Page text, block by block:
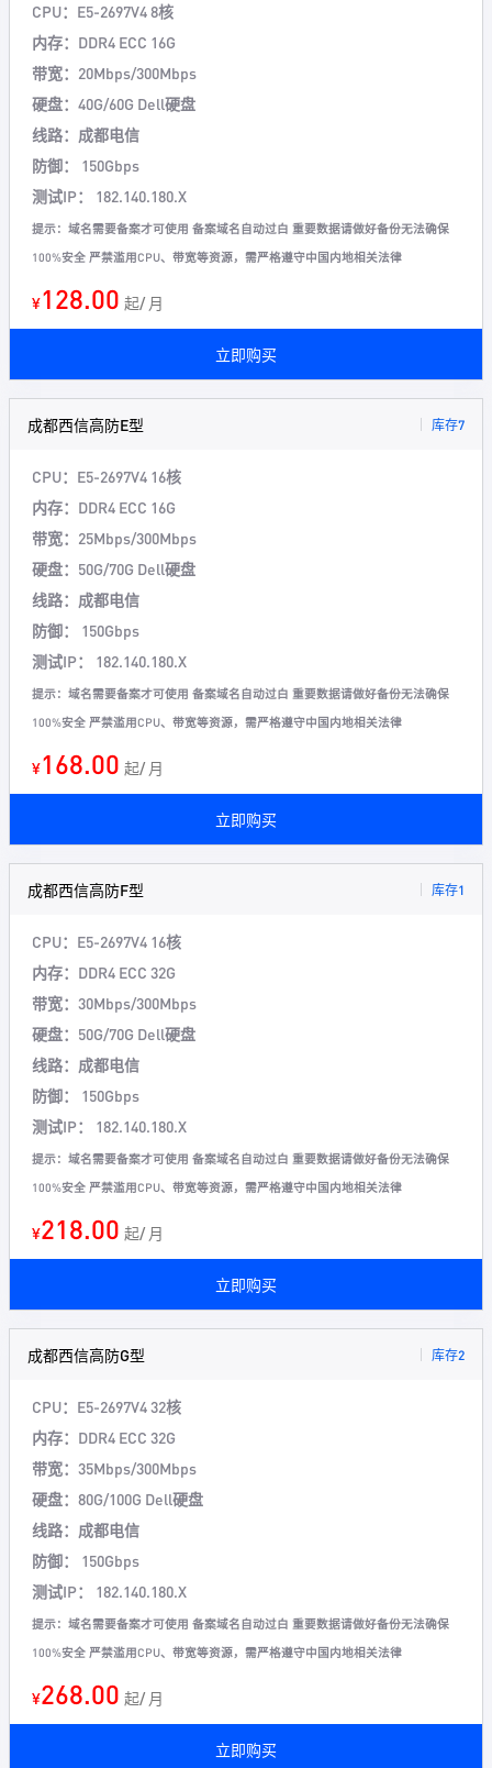
CPU：E5-2697V4 8核
内存：DDR4 ECC 16G
带宽：20Mbps/300Mbps
硬盘：40G/60G Dell硬盘
线路：成都电信
防御： 150Gbps
测试IP： 182.140.180.X
提示：域名需要备案才可使用 备案域名自动过白 重要数据请做好备份无法确保
100%安全 严禁滥用CPU、带宽等资源，需严格遵守中国内地相关法律
¥128.00 起/ 月
立即购买
成都西信高防E型 库存7
CPU：E5-2697V4 16核
内存：DDR4 ECC 16G
带宽：25Mbps/300Mbps
硬盘：50G/70G Dell硬盘
线路：成都电信
防御： 150Gbps
测试IP： 182.140.180.X
提示：域名需要备案才可使用 备案域名自动过白 重要数据请做好备份无法确保
100%安全 严禁滥用CPU、带宽等资源，需严格遵守中国内地相关法律
¥168.00 起/ 月
立即购买
成都西信高防F型 库存1
CPU：E5-2697V4 16核
内存：DDR4 ECC 32G
带宽：30Mbps/300Mbps
硬盘：50G/70G Dell硬盘
线路：成都电信
防御： 150Gbps
测试IP： 182.140.180.X
提示：域名需要备案才可使用 备案域名自动过白 重要数据请做好备份无法确保
100%安全 严禁滥用CPU、带宽等资源，需严格遵守中国内地相关法律
¥218.00 起/ 月
立即购买
成都西信高防G型 库存2
CPU：E5-2697V4 32核
内存：DDR4 ECC 32G
带宽：35Mbps/300Mbps
硬盘：80G/100G Dell硬盘
线路：成都电信
防御： 150Gbps
测试IP： 182.140.180.X
提示：域名需要备案才可使用 备案域名自动过白 重要数据请做好备份无法确保
100%安全 严禁滥用CPU、带宽等资源，需严格遵守中国内地相关法律
¥268.00 起/ 月
立即购买